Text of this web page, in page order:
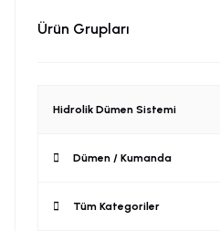
Ürün Grupları
Hidrolik Dümen Sistemi
Dümen / Kumanda
Tüm Kategoriler